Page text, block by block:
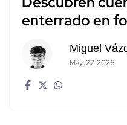
enterrado en
Miguel
May. 27, 2026